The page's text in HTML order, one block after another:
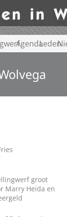
AgendaLeden
groot
Marry Heida en